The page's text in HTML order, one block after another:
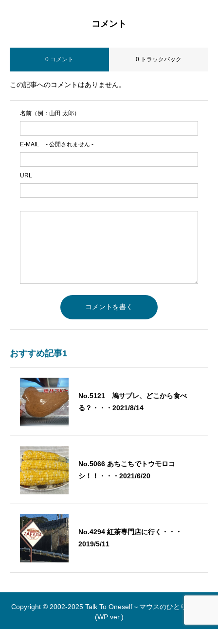
コメント
0 コメント 0 トラックバック
この記事へのコメントはありません。
名前（例：山田 太郎）
E-MAIL - 公開されません -
URL
おすすめ記事1
No.5121 鳩サブレ、どこから食べ
る？・・・2021/8/14
No.5066 あちこちでトウモロコ
シ！！・・・2021/6/20
No.4294 紅茶専門店に行く・・・
2019/5/11
Copyright © 2002-2025 Talk To Oneself～マウスのひとりごと～
(WP ver.)